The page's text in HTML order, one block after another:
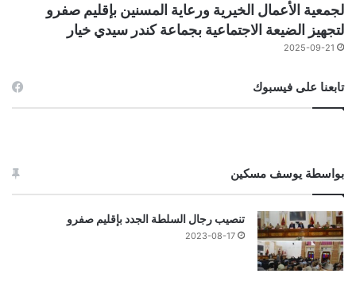
لجمعية الأعمال الخيرية ورعاية المسنين بإقليم صفرو
لتجهيز الضيعة الاجتماعية بجماعة كندر سيدي خيار
2025-09-21
تابعنا على فيسبوك
بواسطة يوسف مسكين
تنصيب رجال السلطة الجدد بإقليم صفرو
2023-08-17